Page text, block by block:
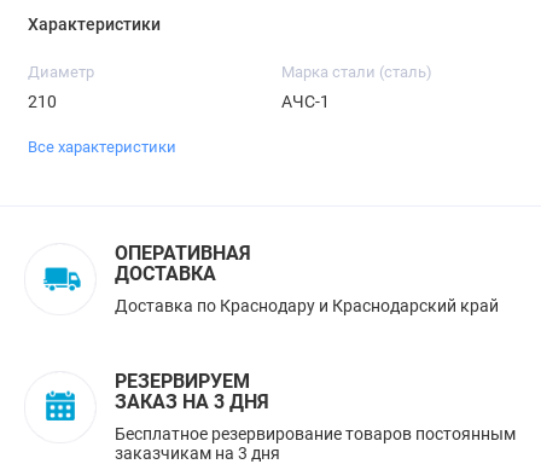
Характеристики
Диаметр
210
Марка стали (сталь)
АЧС-1
Все характеристики
ОПЕРАТИВНАЯ
ДОСТАВКА
Доставка по Краснодару и Краснодарский край
РЕЗЕРВИРУЕМ
ЗАКАЗ НА 3 ДНЯ
Бесплатное резервирование товаров постоянным
заказчикам на 3 дня